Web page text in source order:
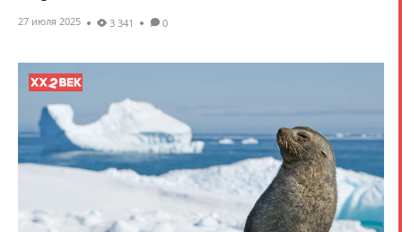
27 июля 2025 3 341 0